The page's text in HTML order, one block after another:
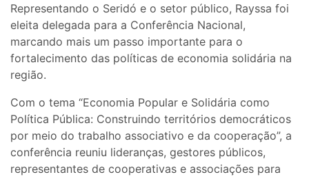
Representando o Seridó e o setor público, Rayssa foi
eleita delegada para a Conferência Nacional,
marcando mais um passo importante para o
fortalecimento das políticas de economia solidária na
região.
Com o tema “Economia Popular e Solidária como
Política Pública: Construindo territórios democráticos
por meio do trabalho associativo e da cooperação”, a
conferência reuniu lideranças, gestores públicos,
representantes de cooperativas e associações para